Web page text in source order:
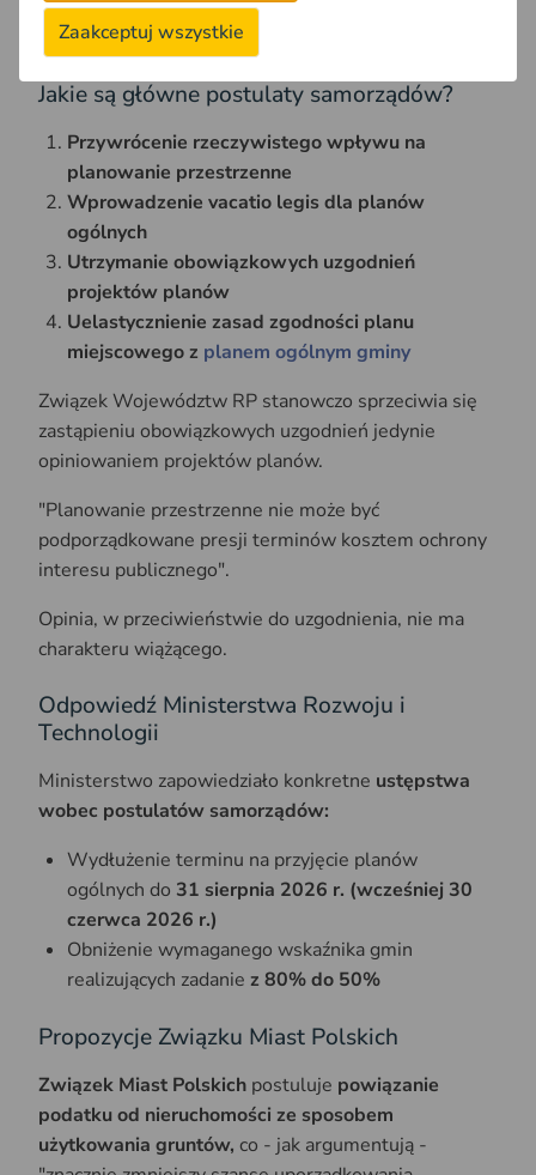
przestrzennegopodczas spotkań z
przedstawicielami Kancelarii Prezydenta RP.
Jakie są główne postulaty samorządów?
Przywrócenie rzeczywistego wpływu na
planowanie przestrzenne
Wprowadzenie vacatio legis dla planów
ogólnych
Utrzymanie obowiązkowych uzgodnień
projektów planów
Uelastycznienie zasad zgodności planu
miejscowego z planem ogólnym gminy
Związek Województw RP stanowczo sprzeciwia się
zastąpieniu obowiązkowych uzgodnień jedynie
opiniowaniem projektów planów.
"Planowanie przestrzenne nie może być
podporządkowane presji terminów kosztem ochrony
interesu publicznego".
Opinia, w przeciwieństwie do uzgodnienia, nie ma
charakteru wiążącego.
Odpowiedź Ministerstwa Rozwoju i
Technologii
Ministerstwo zapowiedziało konkretne ustępstwa
wobec postulatów samorządów:
Wydłużenie terminu na przyjęcie planów
ogólnych do 31 sierpnia 2026 r. (wcześniej 30
czerwca 2026 r.)
Obniżenie wymaganego wskaźnika gmin
realizujących zadanie z 80% do 50%
Propozycje Związku Miast Polskich
Związek Miast Polskich postuluje powiązanie
podatku od nieruchomości ze sposobem
użytkowania gruntów, co - jak argumentują -
Zaakceptuj wszystkie